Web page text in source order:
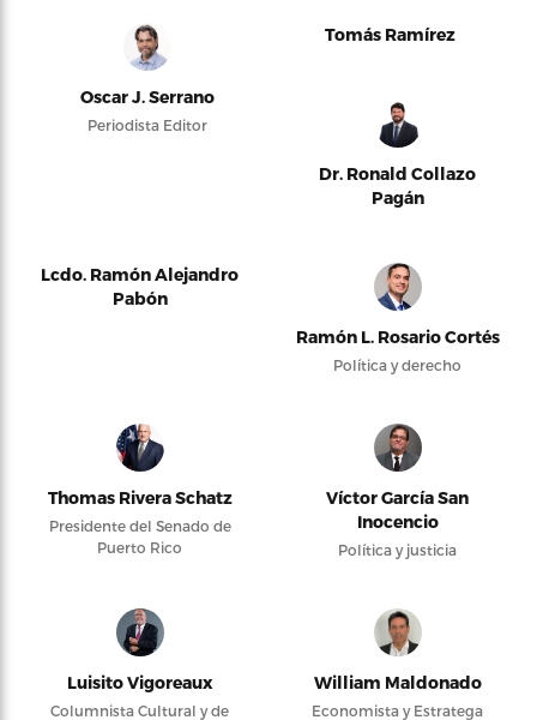
Oscar J. Serrano
Periodista Editor
Tomás Ramírez
Dr. Ronald Collazo
Pagán
Lcdo. Ramón Alejandro
Pabón
Ramón L. Rosario Cortés
Política y derecho
Thomas Rivera Schatz
Presidente del Senado de
Puerto Rico
Víctor García San
Inocencio
Política y justicia
Luisito Vigoreaux
Columnista Cultural y de
William Maldonado
Economista y Estratega